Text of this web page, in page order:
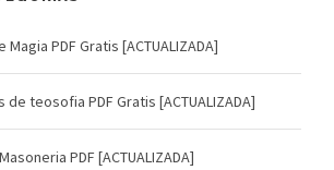
Magia PDF Gratis [ACTUALIZADA]
de teosofia PDF Gratis [ACTUALIZADA]
PDF [ACTUALIZADA]